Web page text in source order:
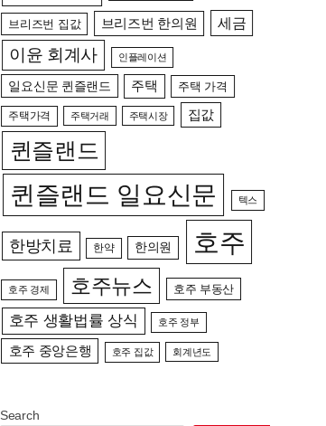
브리즈번 집값 브리즈번 한의원 세금
이윤 회계사 인플레이션
일요신문 퀸즐랜드 주택 주택 가격
주택가격 주택거래 주택시장 집값
퀸즐랜드
퀸즐랜드 일요신문 텍스
한방치료 한약 한의원 호주
호주 경제 호주뉴스 호주 부동산
호주 생활법률 상식 호주 정부
호주 중앙은행 호주 집값 회계년도
Search